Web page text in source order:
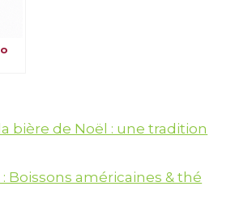
bière de Noël : une tradition
: Boissons américaines & thé